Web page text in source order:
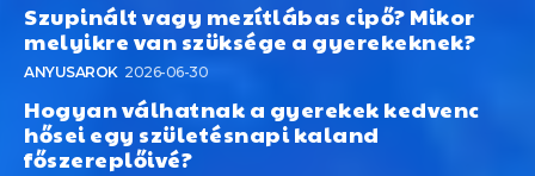
Szupinált vagy mezítlábas cipő? Mikor
melyikre van szüksége a gyerekeknek?
ANYUSAROK 2026-06-30
Hogyan válhatnak a gyerekek kedvenc
hősei egy születésnapi kaland
főszereplőivé?